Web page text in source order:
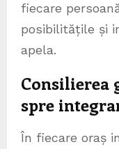
fiecare
posibilitățile și
apela.
Consilierea
spre
În fiecare oraș